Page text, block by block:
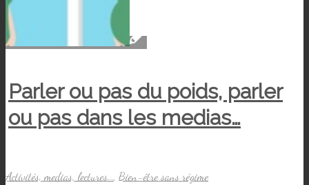
Parler ou pas du poids, parler
ou pas dans les medias…
Activités, medias, lectures..., Bien-être sans régime